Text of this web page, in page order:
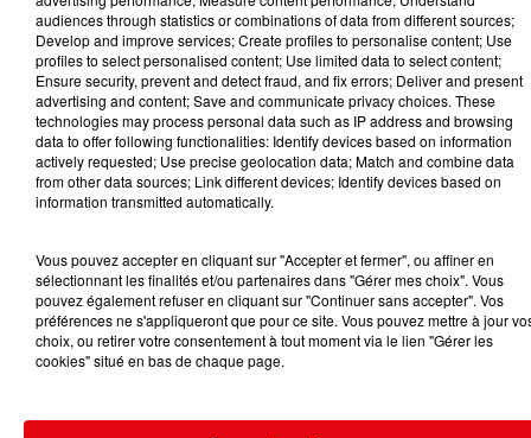
audiences through statistics or combinations of data from different sources;
Develop and improve services; Create profiles to personalise content; Use
profiles to select personalised content; Use limited data to select content;
Ensure security, prevent and detect fraud, and fix errors; Deliver and present
advertising and content; Save and communicate privacy choices. These
technologies may process personal data such as IP address and browsing
data to offer following functionalities: Identify devices based on information
actively requested; Use precise geolocation data; Match and combine data
from other data sources; Link different devices; Identify devices based on
information transmitted automatically.
Vous pouvez accepter en cliquant sur "Accepter et fermer", ou affiner en
sélectionnant les finalités et/ou partenaires dans "Gérer mes choix". Vous
pouvez également refuser en cliquant sur "Continuer sans accepter". Vos
préférences ne s'appliqueront que pour ce site. Vous pouvez mettre à jour
choix, ou retirer votre consentement à tout moment via le lien "Gérer les
cookies" situé en bas de chaque page.